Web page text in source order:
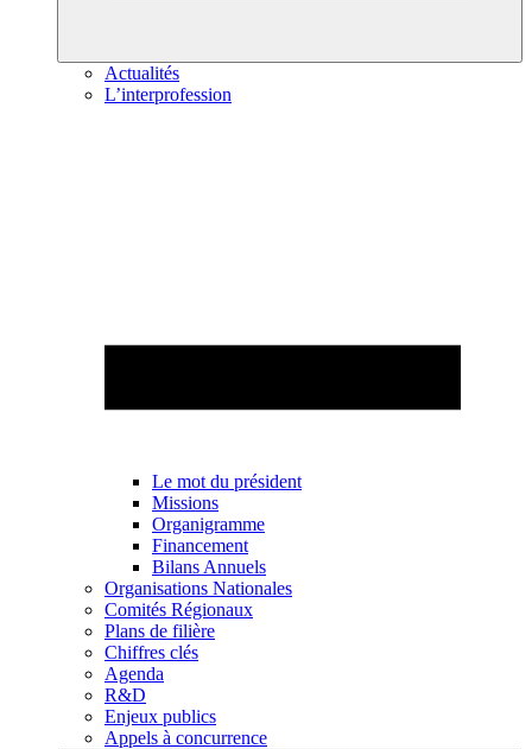
Actualités
L’interprofession
Le mot du président
Missions
Organigramme
Financement
Bilans Annuels
Organisations Nationales
Comités Régionaux
Plans de filière
Chiffres clés
Agenda
R&D
Enjeux publics
Appels à concurrence